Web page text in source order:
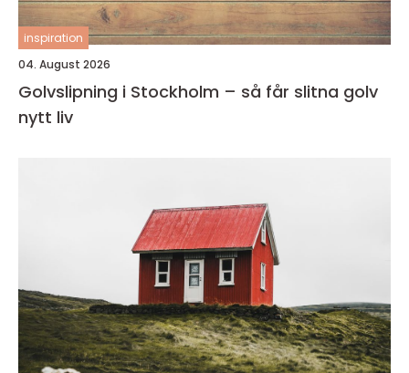
inspiration
04. August 2026
Golvslipning i Stockholm – så får slitna golv
nytt liv